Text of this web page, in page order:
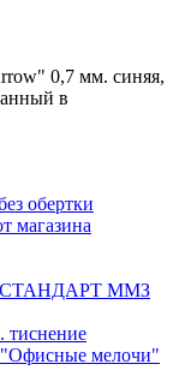
0,7 мм. синяя,
в
СТАНДАРТ ММЗ